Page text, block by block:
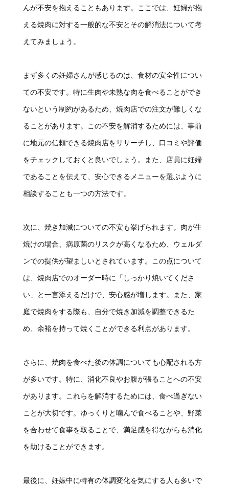
んが不安を抱えることもあります。ここでは、妊婦が抱
える焼肉に対する一般的な不安とその解消法について考
えてみましょう。
まず多くの妊婦さんが感じるのは、食材の安全性につい
ての不安です。特に生肉や未熟な肉を食べることができ
ないという制約があるため、焼肉店での注文が難しくな
ることがあります。この不安を解消するためには、事前
に地元の信頼できる焼肉店をリサーチし、口コミや評価
をチェックしておくと良いでしょう。また、店員に妊婦
であることを伝えて、安心できるメニューを選ぶように
相談することも一つの方法です。
次に、焼き加減についての不安も挙げられます。肉が生
焼けの場合、病原菌のリスクが高くなるため、ウェルダ
ンでの提供が望ましいとされています。この点について
は、焼肉店でのオーダー時に「しっかり焼いてくださ
い」と一言添えるだけで、安心感が増します。また、家
庭で焼肉をする際も、自分で焼き加減を調整できるた
め、余裕を持って焼くことができる利点があります。
さらに、焼肉を食べた後の体調についても心配される方
が多いです。特に、消化不良やお腹が張ることへの不安
があります。これらを解消するためには、食べ過ぎない
ことが大切です。ゆっくりと噛んで食べることや、野菜
を合わせて食事を取ることで、満足感を得ながらも消化
を助けることができます。
最後に、妊娠中に特有の体調変化を気にする人も多いで